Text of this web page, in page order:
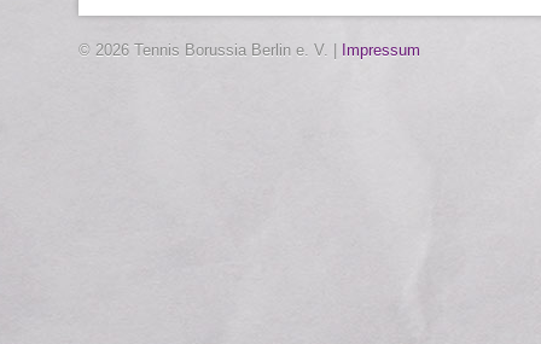
© 2026 Tennis Borussia Berlin e. V. | Impressum